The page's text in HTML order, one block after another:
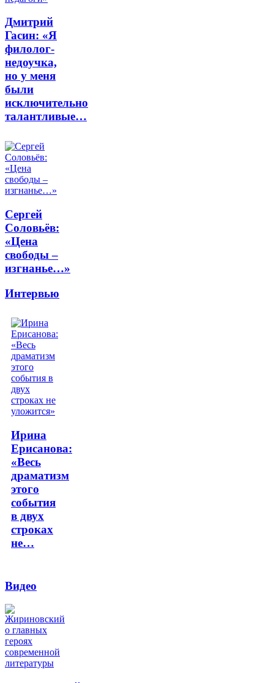
Дмитрий
Гасин: «Я
филолог-
недоучка,
но у меня
были
исключительно
талантливые…
Сергей
Соловьёв:
«Цена
свободы –
изгнанье…»
Интервью
Ирина
Ерисанова:
«Весь
драматизм
этого
события
в двух
строках
не…
Видео